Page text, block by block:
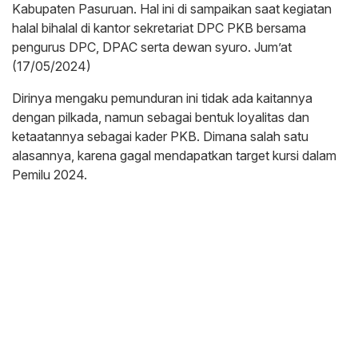
Kabupaten Pasuruan. Hal ini di sampaikan saat kegiatan
halal bihalal di kantor sekretariat DPC PKB bersama
pengurus DPC, DPAC serta dewan syuro. Jum’at
(17/05/2024)
Dirinya mengaku pemunduran ini tidak ada kaitannya
dengan pilkada, namun sebagai bentuk loyalitas dan
ketaatannya sebagai kader PKB. Dimana salah satu
alasannya, karena gagal mendapatkan target kursi dalam
Pemilu 2024.